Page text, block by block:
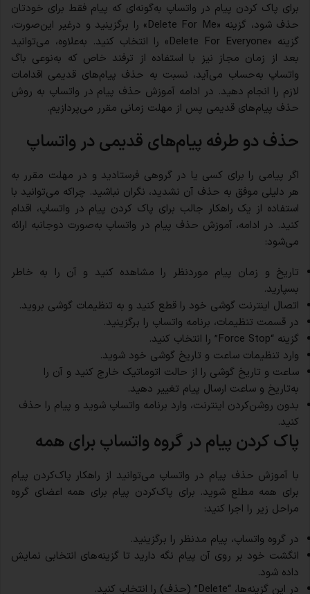
برای پاک کردن پیام در واتساپ به‌گونه‌ای که پیام فقط برای خودتان
حذف شود، گزینه «Delete For Me» را برگزینید و در‌غیر این‌صورت،
گزینه «Delete For Everyone» را انتخاب کنید. به‌علاوه، می‌توانید
بعد از زمان مجاز نیز با استفاده از ترفند خاص که به‌نوعی باگ
واتساپ به‌حساب می‌آید، نسبت به حذف پیام‌های قدیمی اقدامات
لازم را انجام دهید. در ادامه آموزش حذف پیام در واتساپ به روش
حذف پیام‌های قدیمی پس از مهلت زمانی مقرر می‌پردازیم.
حذف دو طرفه پیام‌های قدیمی در واتساپ
اگر پیامی را برای کسی یا در گروهی فرستادید و در مهلت مقرر به
هر دلیلی موفق به حذف آن نشدید، نگران نباشید. چراکه می‌توانید با
استفاده از یک راهکار جالب برای پاک کردن پیام در واتساپ، اقدام
کنید. در ادامه، آموزش حذف پیام در واتساپ به‌صورت دوجانبه ارائه
می‌شود:
تاریخ و زمان پیام موردنظر را مشاهده کنید و آن را به خاطر
بسپارید.
اتصال اینترنت گوشی خود را قطع کنید و به تنظیمات گوشی بروید.
در قسمت تنظیمات، برنامه واتساپ را برگزینید.
گزینه “Force Stop” را انتخاب کنید.
وارد تنظیمات ساعت و تاریخ گوشی خود شوید.
ساعت و تاریخ گوشی را از حالت اتوماتیک خارج کنید و آن را
به‌تاریخ و ساعت ارسال پیام تغییر دهید.
بدون روشن‌کردن اینترنت، وارد برنامه واتساپ شوید و پیام را حذف
کنید.
پاک کردن پیام در گروه واتساپ برای همه
با آموزش حذف پیام در واتساپ می‌توانید از راهکار پاک‌کردن پیام
برای همه مطلع شوید. برای پاک‌کردن پیام برای همه اعضای گروه
مراحل زیر را اجرا کنید:
در گروه واتساپ، پیام مدنظر را برگزینید.
انگشت خود بر روی آن پیام نگه دارید تا گزینه‌های انتخابی نمایش
داده شود.
در این گزینه‌ها، “Delete” (حذف) را انتخاب کنید.